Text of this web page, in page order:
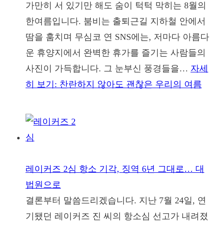
가만히 서 있기만 해도 숨이 턱턱 막히는 8월의
한여름입니다. 붐비는 출퇴근길 지하철 안에서
땀을 훔치며 무심코 연 SNS에는, 저마다 아름다
운 휴양지에서 완벽한 휴가를 즐기는 사람들의
사진이 가득합니다. 그 눈부신 풍경들을… 자세
히 보기 : 찬란하지 않아도 괜찮은 우리의 여름
레이커즈 2심 항소 기각, 징역 6년 그대로… 대
법원으로
결론부터 말씀드리겠습니다. 지난 7월 24일, 연
기됐던 레이커즈 진 씨의 항소심 선고가 내려졌